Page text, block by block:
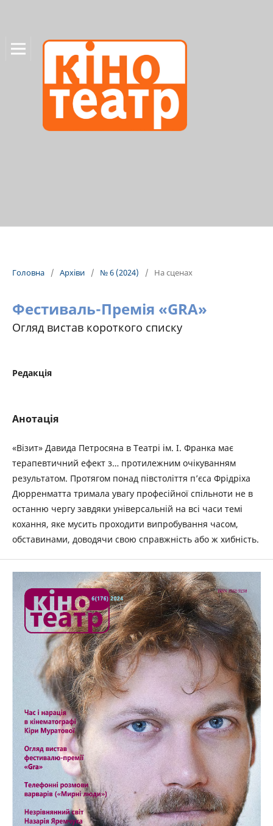
Головна / Архіви / № 6 (2024) / На сценах
Фестиваль-Премія «GRA»
Огляд вистав короткого списку
Редакція
Анотація
«Візит» Давида Петросяна в Театрі ім. І. Франка має
терапевтичний ефект з… протилежним очікуванням
результатом. Протягом понад півстоліття п’єса Фрідріха
Дюрренматта тримала увагу професійної спільноти не в
останню чергу завдяки універсальній на всі часи темі
кохання, яке мусить проходити випробування часом,
обставинами, доводячи свою справжність або ж хибність.